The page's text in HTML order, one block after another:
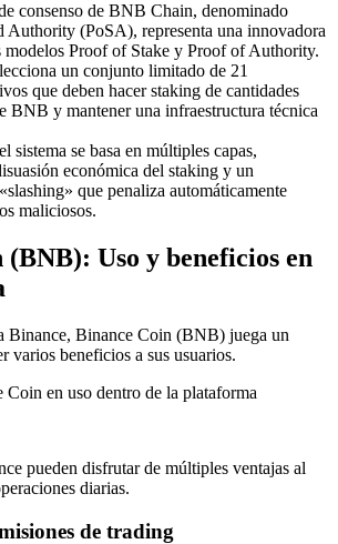
consenso de BNB Chain, denominado
Authority (PoSA), representa una innovadora
modelos Proof of Stake y Proof of Authority.
un conjunto limitado de 21
que deben hacer staking de cantidades
BNB y mantener una infraestructura técnica
sistema se basa en múltiples capas,
económica del staking y un
que penaliza automáticamente
maliciosos.
Uso y beneficios en
Binance, Binance Coin (BNB) juega un
varios beneficios a sus usuarios.
pueden disfrutar de múltiples ventajas al
diarias.
de trading